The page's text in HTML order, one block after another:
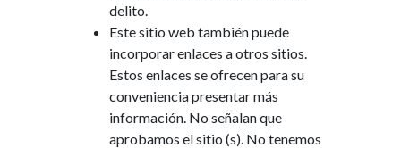
delito.
Estesitio web tambiénpuede
incorporarenlaces aotros sitios.
Estos enlaces seofrecenparasu
convenienciapresentarmás
información. No señalanque
aprobamos elsitio (s). Notenemos